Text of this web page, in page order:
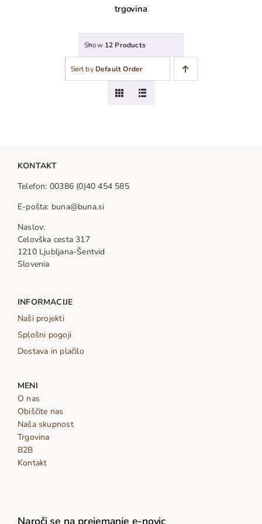
trgovina
Show 12 Products
Sort by Default Order
KONTAKT
Telefon: 00386 (0)40 454 585
E-pošta: buna@buna.si
Naslov:
Celovška cesta 317
1210 Ljubljana-Šentvid
Slovenia
INFORMACIJE
Naši projekti
Splošni pogoji
Dostava in plačilo
MENI
O nas
Obiščite nas
Naša skupnost
Trgovina
B2B
Kontakt
Naroči se na prejemanje e-novic